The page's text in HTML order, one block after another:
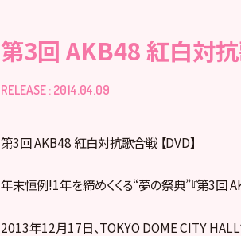
第3回 AKB48 紅白対抗
RELEASE : 2014.04.09
第3回 AKB48 紅白対抗歌合戦 【DVD】
年末恒例!1年を締めくくる“夢の祭典”『第3回
2013年12月17日、TOKYO DOME CITY